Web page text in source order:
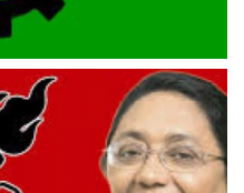
সরকার প্রতিষ্ঠান আইন: বিএনপি